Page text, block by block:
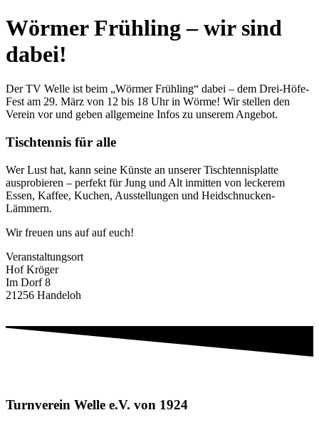
Wörmer Frühling – wir sind
dabei!
Der TV Welle ist beim „Wörmer Frühling“ dabei – dem Drei-Höfe-
Fest am 29. März von 12 bis 18 Uhr in Wörme! Wir stellen den
Verein vor und geben allgemeine Infos zu unserem Angebot.
Tischtennis für alle
Wer Lust hat, kann seine Künste an unserer Tischtennisplatte
ausprobieren – perfekt für Jung und Alt inmitten von leckerem
Essen, Kaffee, Kuchen, Ausstellungen und Heidschnucken-
Lämmern.
Wir freuen uns auf auf euch!
Veranstaltungsort
Hof Kröger
Im Dorf 8
21256 Handeloh
Turnverein Welle e.V. von 1924